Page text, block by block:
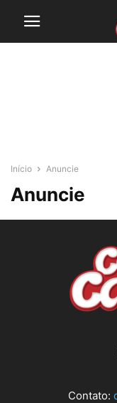
Início Anuncie
Anuncie
Contato: